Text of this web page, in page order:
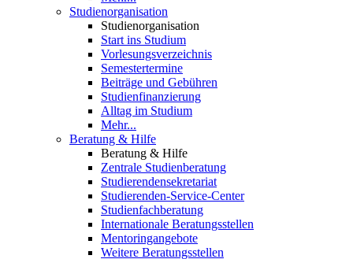
Studienorganisation
Studienorganisation
Start ins Studium
Vorlesungsverzeichnis
Semestertermine
Beiträge und Gebühren
Studienfinanzierung
Alltag im Studium
Mehr...
Beratung & Hilfe
Beratung & Hilfe
Zentrale Studienberatung
Studierendensekretariat
Studierenden-Service-Center
Studienfachberatung
Internationale Beratungsstellen
Mentoringangebote
Weitere Beratungsstellen